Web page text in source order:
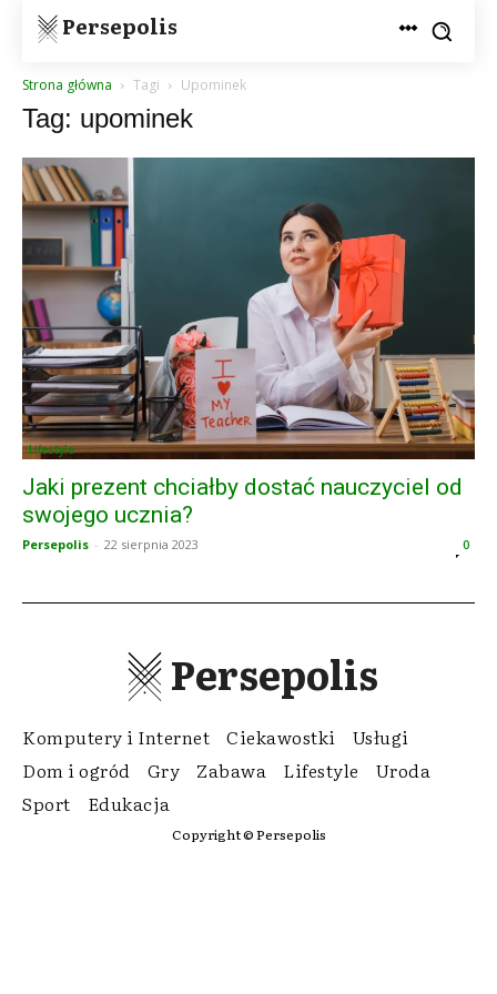
Persepolis
Strona główna Tagi Upominek
Tag: upominek
Lifestyle
Jaki prezent chciałby dostać nauczyciel od
swojego ucznia?
Persepolis - 22 sierpnia 2023 0
Persepolis
Komputery i Internet Ciekawostki
Usługi
Dom i ogród
Gry Zabawa Lifestyle
Uroda
Sport
Edukacja
Copyright © Persepolis